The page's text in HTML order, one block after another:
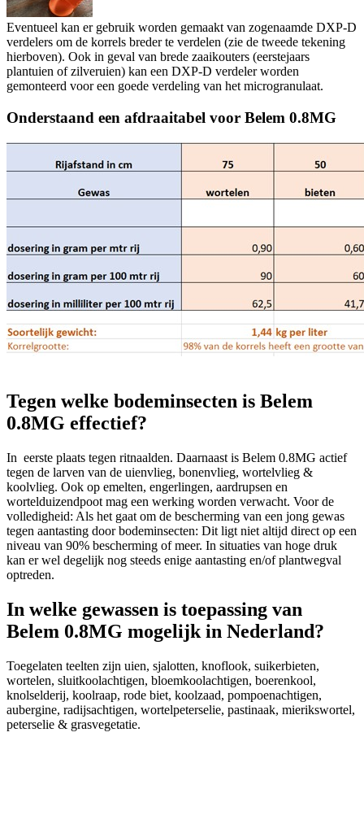
Eventueel kan er gebruik worden gemaakt van zogenaamde DXP-D
verdelers om de korrels breder te verdelen (zie de tweede tekening
hierboven). Ook in geval van brede zaaikouters (eerstejaars
plantuien of zilveruien) kan een DXP-D verdeler worden
gemonteerd voor een goede verdeling van het microgranulaat.
Onderstaand een afdraaitabel voor Belem 0.8MG
Tegen welke bodeminsecten is Belem
0.8MG effectief?
In eerste plaats tegen ritnaalden. Daarnaast is Belem 0.8MG actief
tegen de larven van de uienvlieg, bonenvlieg, wortelvlieg &
koolvlieg. Ook op emelten, engerlingen, aardrupsen en
wortelduizendpoot mag een werking worden verwacht. Voor de
volledigheid: Als het gaat om de bescherming van een jong gewas
tegen aantasting door bodeminsecten: Dit ligt niet altijd direct op een
niveau van 90% bescherming of meer. In situaties van hoge druk
kan er wel degelijk nog steeds enige aantasting en/of plantwegval
optreden.
In welke gewassen is toepassing van
Belem 0.8MG mogelijk in Nederland?
Toegelaten teelten zijn uien, sjalotten, knoflook, suikerbieten,
wortelen, sluitkoolachtigen, bloemkoolachtigen, boerenkool,
knolselderij, koolraap, rode biet, koolzaad, pompoenachtigen,
aubergine, radijsachtigen, wortelpeterselie, pastinaak, mierikswortel,
peterselie & grasvegetatie.